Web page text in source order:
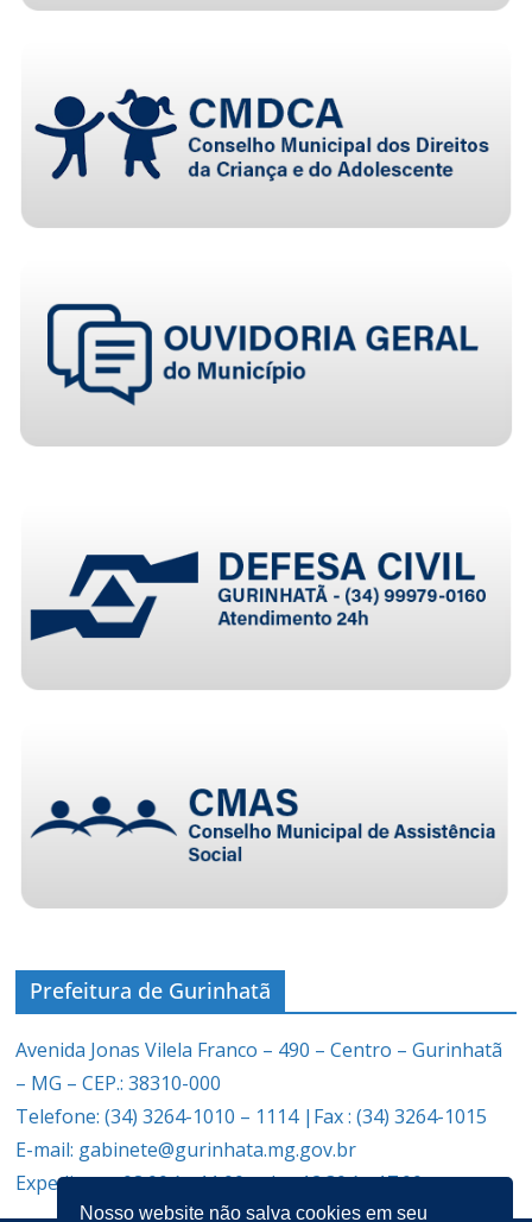
Prefeitura de Gurinhatã
Avenida Jonas Vilela Franco – 490 – Centro – Gurinhatã
– MG – CEP.: 38310-000
Telefone: (34) 3264-1010 – 1114 |Fax : (34) 3264-1015
E-mail: gabinete@gurinhata.mg.gov.br
Expediente: 08:00 às 11:00 e das 12:30 às 17:00
Nosso website não salva cookies em seu